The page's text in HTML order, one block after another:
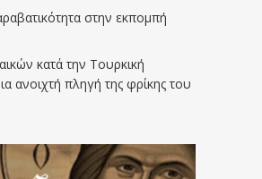
στην εκπομπή
κατά την Τουρκική
ανοιχτή πληγή της φρίκης του